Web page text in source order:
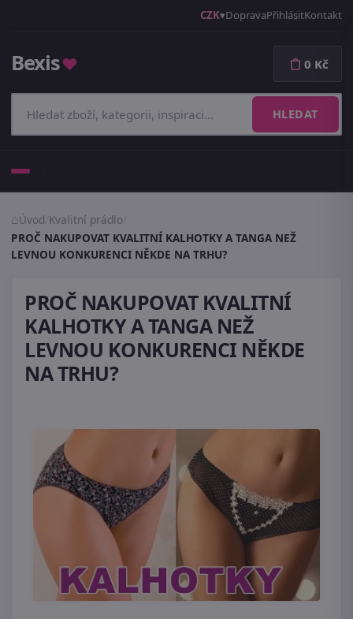
CZK DopravaPřihlásitKontakt
Bexis♥
HLEDAT
0 Kč
Úvod Kvalitní prádlo
PROČ NAKUPOVAT KVALITNÍ KALHOTKY A TANGA NEŽ
LEVNOU KONKURENCI NĚKDE NA TRHU?
PROČ NAKUPOVAT KVALITNÍ
KALHOTKY A TANGA NEŽ
LEVNOU KONKURENCI NĚKDE
NA TRHU?